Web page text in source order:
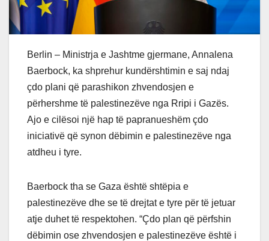
Berlin – Ministrja e Jashtme gjermane, Annalena
Baerbock, ka shprehur kundërshtimin e saj ndaj
çdo plani që parashikon zhvendosjen e
përhershme të palestinezëve nga Rripi i Gazës.
Ajo e cilësoi një hap të papranueshëm çdo
iniciativë që synon dëbimin e palestinezëve nga
atdheu i tyre.
Baerbock tha se Gaza është shtëpia e
palestinezëve dhe se të drejtat e tyre për të jetuar
atje duhet të respektohen. “Çdo plan që përfshin
dëbimin ose zhvendosjen e palestinezëve është i